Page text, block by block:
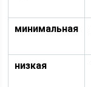
минимальная
низкая